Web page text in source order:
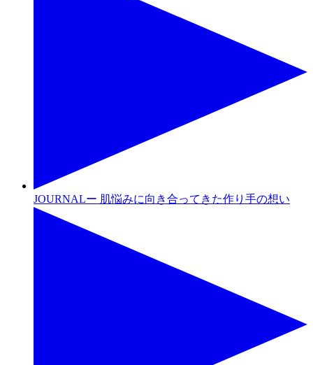
JOURNALー 肌悩みに向き合ってきた作り手の想い